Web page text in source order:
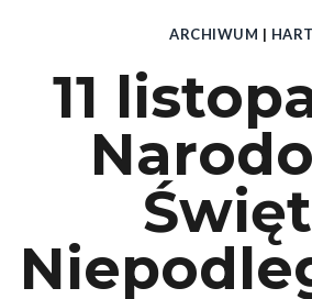
ARCHIWUM |
11